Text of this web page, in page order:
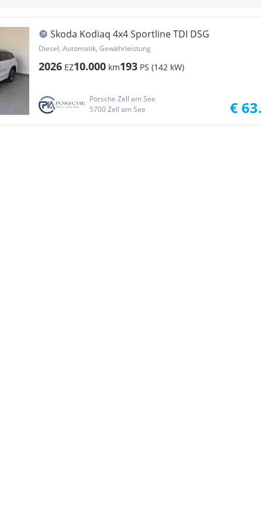
Skoda Kodiaq 4x4 Sportline TDI DSG
Diesel, Automatik, Gewährleistung
2026 EZ10.000 km193 PS (142 kW)
Porsche Zell am See
5700 Zell am See
€